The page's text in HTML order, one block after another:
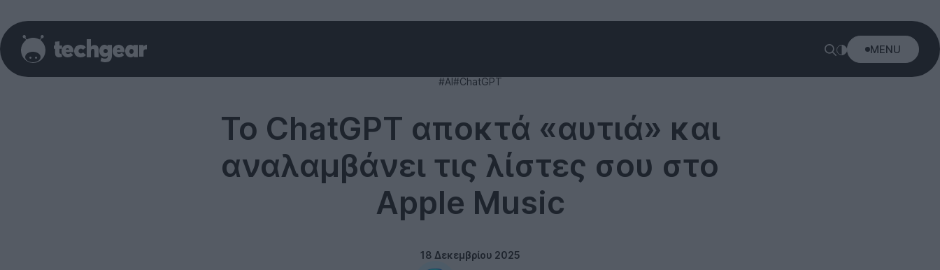
MENU
#AI#ChatGPT
Το ChatGPT αποκτά «αυτιά» και
αναλαμβάνει τις λίστες σου στο
Apple Music
18 Δεκεμβρίου 2025